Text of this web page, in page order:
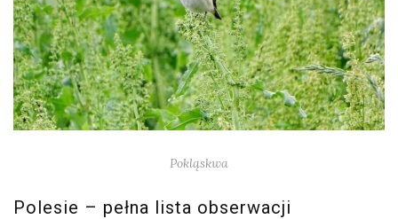
Pokląskwa
Polesie – pełna lista obserwacji